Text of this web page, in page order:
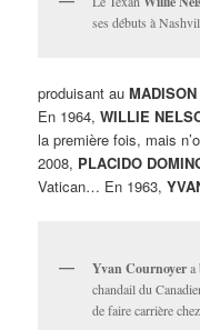
ses débuts à
produisant au
En 1964,WILLIE
la première fois, mais
2008, PLACIDO
Vatican… En 1963,
Yvan Cournoyera
chandail du
de faire carrière